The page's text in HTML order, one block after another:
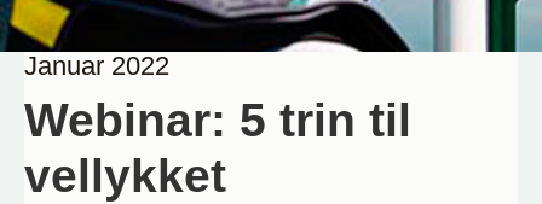
Januar 2022
Webinar: 5 trin til
vellykket